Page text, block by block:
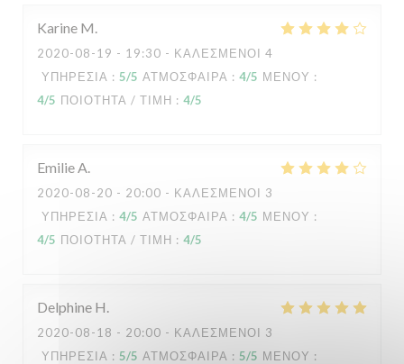
Karine M
2020-08-19 - 19:30 - ΚΑΛΕΣΜΈΝΟΙ 4
ΥΠΗΡΕΣΊΑ : 5/5 ΑΤΜΌΣΦΑΙΡΑ : 4/5 ΜΕΝΟΎ :
4/5 ΠΟΙΌΤΗΤΑ / ΤΙΜΉ : 4/5
EmilieA
2020-08-20 - 20:00 - ΚΑΛΕΣΜΈΝΟΙ 3
ΥΠΗΡΕΣΊΑ : 4/5 ΑΤΜΌΣΦΑΙΡΑ : 4/5 ΜΕΝΟΎ :
4/5 ΠΟΙΌΤΗΤΑ / ΤΙΜΉ : 4/5
Delphine H
2020-08-18 - 20:00 - ΚΑΛΕΣΜΈΝΟΙ 3
ΥΠΗΡΕΣΊΑ : 5/5 ΑΤΜΌΣΦΑΙΡΑ : 5/5 ΜΕΝΟΎ :